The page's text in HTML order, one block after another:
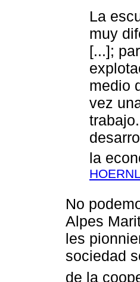
La
muy
[...];
medio
vez
la
No
Alpes
les
sociedad
de la